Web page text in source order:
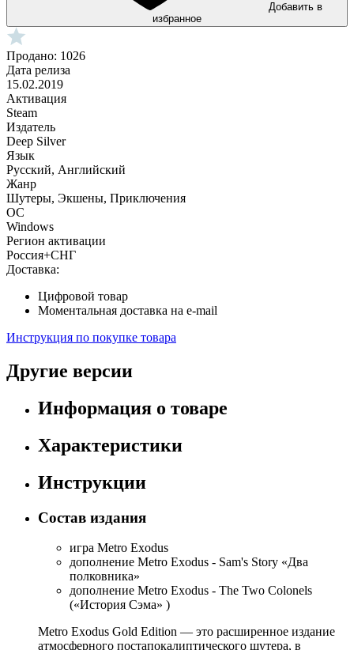
Добавить в
избранное
Продано: 1026
Дата релиза
15.02.2019
Активация
Steam
Издатель
Deep Silver
Язык
Русский, Английский
Жанр
Шутеры, Экшены, Приключения
ОС
Windows
Регион активации
Россия+СНГ
Доставка:
Цифровой товар
Моментальная доставка на e-mail
Инструкция по покупке товара
Другие версии
Информация о товаре
Характеристики
Инструкции
Состав издания
игра Metro Exodus
дополнение Metro Exodus - Sam's Story «Два
полковника»
дополнение Metro Exodus - The Two Colonels
(«История Сэма» )
Metro Exodus Gold Edition — это расширенное издание
атмосферного постапокалиптического шутера, в